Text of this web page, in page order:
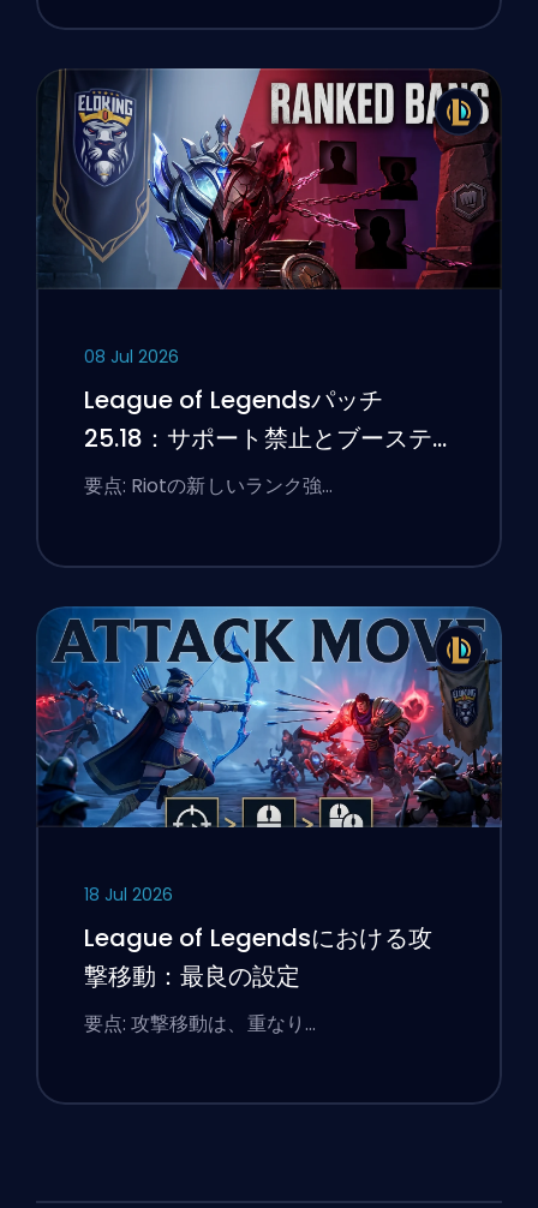
08 Jul 2026
League of Legendsパッチ
25.18：サポート禁止とブーステ
ィングのフラグ
要点: Riotの新しいランク強…
18 Jul 2026
League of Legendsにおける攻
撃移動：最良の設定
要点: 攻撃移動は、重なり…